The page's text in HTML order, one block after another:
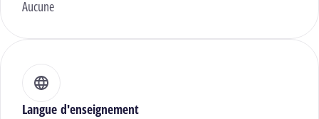
Aucune
Langue d'enseignement